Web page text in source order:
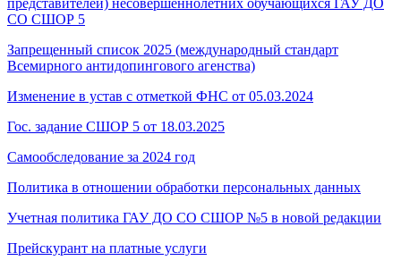
СО СШОР 5
Запрещенный список 2025 (международный стандарт
Всемирного антидопингового агенства)
Изменение в устав с отметкой ФНС от 05.03.2024
Гос. задание СШОР 5 от 18.03.2025
Самообследование за 2024 год
Политика в отношении обработки персональных данных
Учетная политика ГАУ ДО СО СШОР №5 в новой редакции
Прейскурант на платные услуги